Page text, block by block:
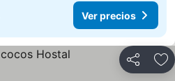
Ver precios
Compartir